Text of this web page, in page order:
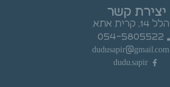
יצירת קשר
הלל 14, קרית אתא.
054-5805522
dudusapir@gmail.com
dudu.sapir